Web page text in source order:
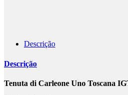
Descrição
Descrição
Tenuta di Carleone Uno Toscana